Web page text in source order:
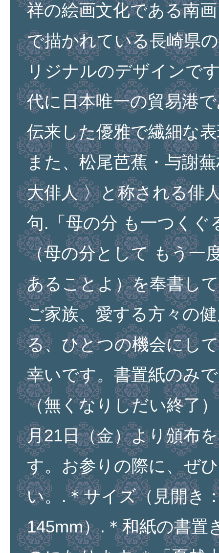
祥の絵画文化である南
で描かれている長崎県
リジナルのデザインで
代に日本唯一の貿易港
伝来した優雅で繊細な
また、松尾芭蕉・与謝
大俳人 〉と称される俳
句.「母の分 も一つくぐ
（母の分として もう一
あることよ）を奉書し
ご家族、愛する方々の
る、ひとつの機会にし
幸いです。書置紙のみ
（無くなりしだい終了
月21日（金）より頒布
す。お参りの際に、ぜ
い。.＊サイズ（見開き
145mm）.＊和紙の書置